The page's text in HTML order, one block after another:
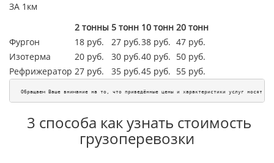
ЗА 1км
2 тонны 5 тонн 10 тонн 20 тонн
Фургон
18 руб. 27 руб.38 руб. 47 руб.
Изотерма
20 руб. 30 руб.40 руб. 50 руб.
Рефрижератор 27 руб. 35 руб.45 руб. 55 руб.
Обращаем Ваше внимание на то, что приведённые цены и характеристики услуг носят
3 способа как узнать стоимость
грузоперевозки